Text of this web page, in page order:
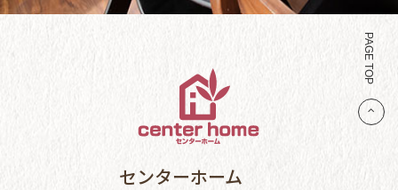
PAGE TOP
センターホーム